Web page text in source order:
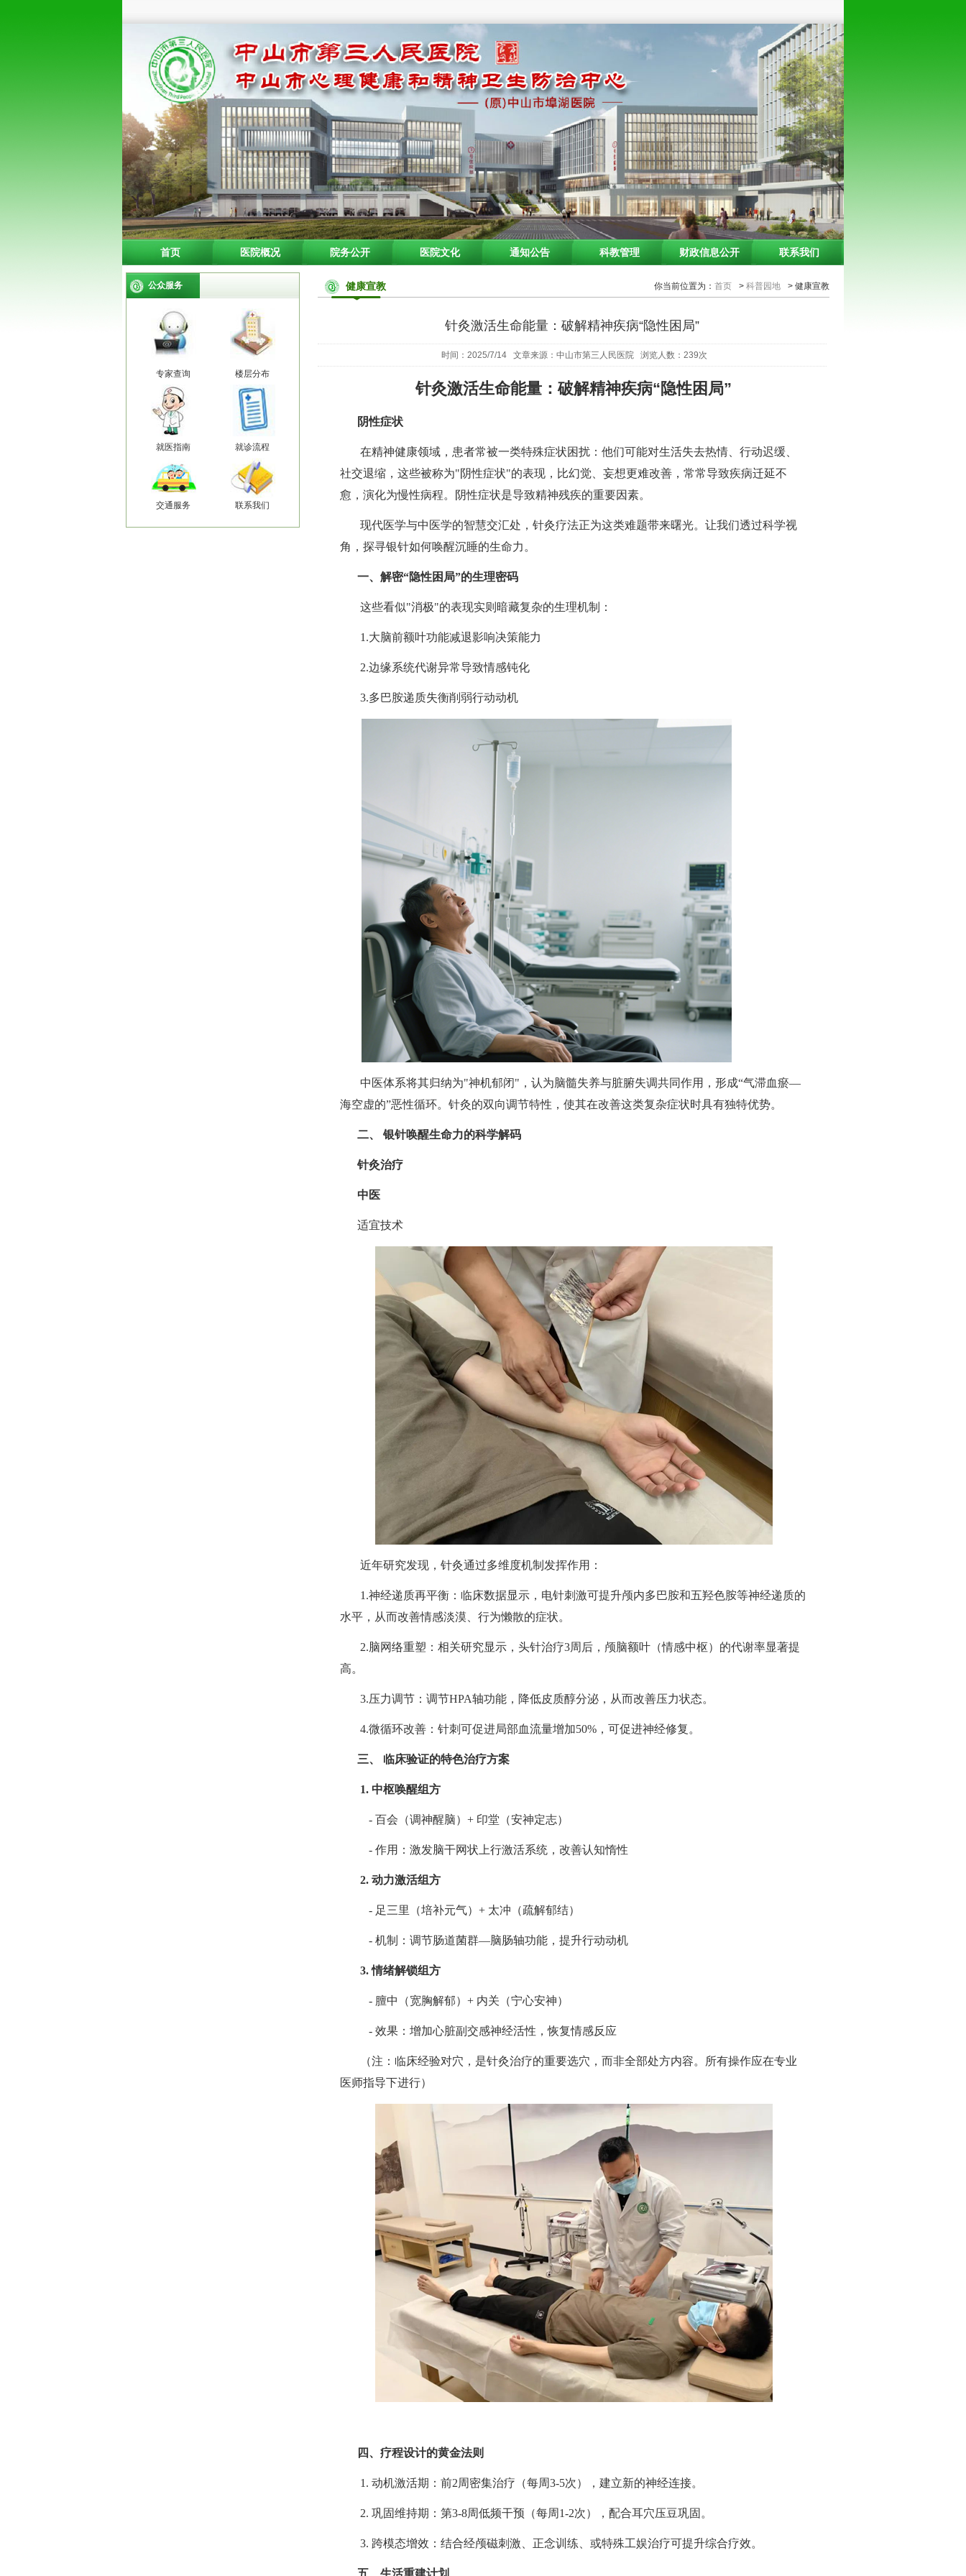
首页 医院概况 院务公开 医院文化 通知公告 科教管理 财政信息公开 联系我们
公众服务
专家查询 楼层分布
就医指南 就诊流程
交通服务 联系我们
健康宣教 你当前位置为： 首页 > 科普园地 > 健康宣教
针灸激活生命能量：破解精神疾病“隐性困局”
时间：2025/7/14 文章来源：中山市第三人民医院 浏览人数：239次
针灸激活生命能量：破解精神疾病“隐性困局”
阴性症状
在精神健康领域，患者常被一类特殊症状困扰：他们可能对生活失去热情、行动迟缓、
社交退缩，这些被称为"阴性症状"的表现，比幻觉、妄想更难改善，常常导致疾病迁延不
愈，演化为慢性病程。阴性症状是导致精神残疾的重要因素。
现代医学与中医学的智慧交汇处，针灸疗法正为这类难题带来曙光。让我们透过科学视
角，探寻银针如何唤醒沉睡的生命力。
一、解密“隐性困局”的生理密码
这些看似"消极"的表现实则暗藏复杂的生理机制：
1.大脑前额叶功能减退影响决策能力
2.边缘系统代谢异常导致情感钝化
3.多巴胺递质失衡削弱行动动机
中医体系将其归纳为"神机郁闭" ，认为脑髓失养与脏腑失调共同作用，形成“气滞血瘀—
海空虚的”恶性循环。针灸的双向调节特性，使其在改善这类复杂症状时具有独特优势。
二、 银针唤醒生命力的科学解码
针灸治疗
中医
适宜技术
近年研究发现，针灸通过多维度机制发挥作用：
1.神经递质再平衡：临床数据显示，电针刺激可提升颅内多巴胺和五羟色胺等神经递质的
水平，从而改善情感淡漠、行为懒散的症状。
2.脑网络重塑：相关研究显示，头针治疗3周后，颅脑额叶（情感中枢）的代谢率显著提
高。
3.压力调节：调节HPA轴功能，降低皮质醇分泌，从而改善压力状态。
4.微循环改善：针刺可促进局部血流量增加50% ，可促进神经修复。
三、 临床验证的特色治疗方案
1. 中枢唤醒组方
- 百会（调神醒脑） + 印堂（安神定志）
- 作用：激发脑干网状上行激活系统，改善认知惰性
2. 动力激活组方
- 足三里（培补元气） + 太冲（疏解郁结）
- 机制：调节肠道菌群—脑肠轴功能，提升行动动机
3.情绪解锁组方
- 膻中（宽胸解郁） + 内关（宁心安神）
- 效果：增加心脏副交感神经活性，恢复情感反应
（注：临床经验对穴，是针灸治疗的重要选穴，而非全部处方内容。所有操作应在专业
医师指导下进行）
四、疗程设计的黄金法则
1. 动机激活期：前2周密集治疗（每周3-5次），建立新的神经连接。
2. 巩固维持期：第3-8周低频干预（每周 1-2次），配合耳穴压豆巩固。
3. 跨模态增效：结合经颅磁刺激、正念训练、或特殊工娱治疗可提升综合疗效。